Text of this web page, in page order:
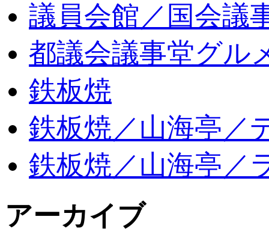
議員会館／国会議
都議会議事堂グル
鉄板焼
鉄板焼／山海亭／
鉄板焼／山海亭／
アーカイブ